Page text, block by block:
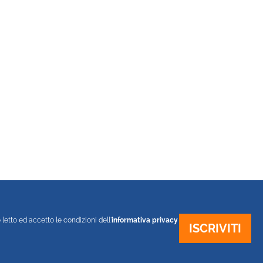
letto ed accetto le condizioni dell'informativa privacy